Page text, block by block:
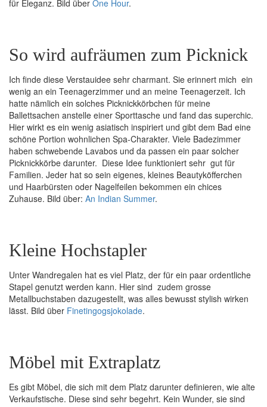
für Eleganz. Bild über One Hour.
So wird aufräumen zum Picknick
Ich finde diese Verstauidee sehr charmant. Sie erinnert mich ein
wenig an ein Teenagerzimmer und an meine Teenagerzeit. Ich
hatte nämlich ein solches Picknickkörbchen für meine
Ballettsachen anstelle einer Sporttasche und fand das superchic.
Hier wirkt es ein wenig asiatisch inspiriert und gibt dem Bad eine
schöne Portion wohnlichen Spa-Charakter. Viele Badezimmer
haben schwebende Lavabos und da passen ein paar solcher
Picknickkörbe darunter. Diese Idee funktioniert sehr gut für
Familien. Jeder hat so sein eigenes, kleines Beautyköfferchen
und Haarbürsten oder Nagelfeilen bekommen ein chices
Zuhause. Bild über: An Indian Summer.
Kleine Hochstapler
Unter Wandregalen hat es viel Platz, der für ein paar ordentliche
Stapel genutzt werden kann. Hier sind zudem grosse
Metallbuchstaben dazugestellt, was alles bewusst stylish wirken
lässt. Bild über Finetingogsjokolade.
Möbel mit Extraplatz
Es gibt Möbel, die sich mit dem Platz darunter definieren, wie alte
Verkaufstische. Diese sind sehr begehrt. Kein Wunder, sie sind